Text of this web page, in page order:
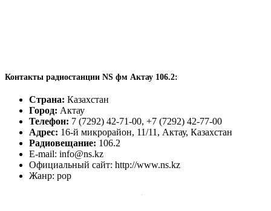
Контакты радиостанции NS фм Актау 106.2:
Страна: Казахстан
Город: Актау
Телефон: 7 (7292) 42-71-00, +7 (7292) 42-77-00
Адрес: 16-й микрорайон, 11/11, Актау, Казахстан
Радиовещание: 106.2
E-mail: info@ns.kz
Официальный сайт: http://www.ns.kz
Жанр: pop